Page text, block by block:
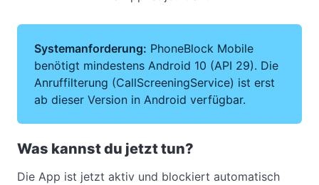
Systemanforderung: PhoneBlock Mobile
benötigt mindestens Android 10 (API 29). Die
Anruffilterung (CallScreeningService) ist erst
ab dieser Version in Android verfügbar.
Was kannst du jetzt tun?
Die App ist jetzt aktiv und blockiert automatisch